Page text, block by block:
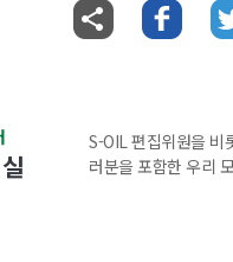
S-OIL 편집위원을 비
러분을 포함한 우리